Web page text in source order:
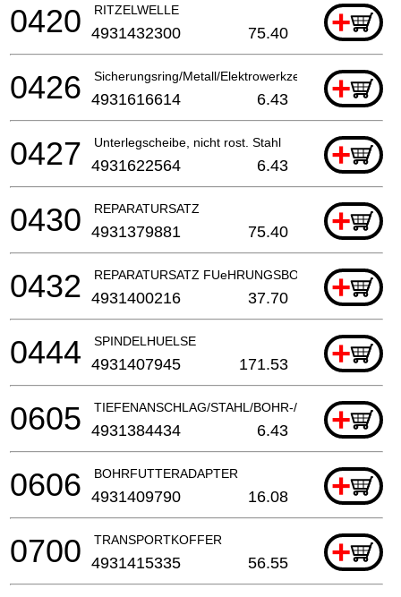
RITZELWELLE +
0420 4931432300 75.40
Sicherungsring/Metall/Elektrowerkzeuge +
0426 4931616614 6.43
Unterlegscheibe, nicht rost. Stahl +
0427 4931622564 6.43
REPARATURSATZ +
0430 4931379881 75.40
REPARATURSATZ FUeHRUNGSBOLZEN/+
0432 4931400216 37.70
SPINDELHUELSE +
0444 4931407945 171.53
TIEFENANSCHLAG/STAHL/BOHR-/KOMBIHAMMER
+
0605 4931384434 6.43
BOHRFUTTERADAPTER +
0606 4931409790 16.08
TRANSPORTKOFFER +
0700 4931415335 56.55